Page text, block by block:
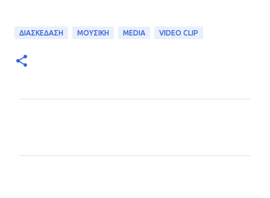
ΔΙΑΣΚΕΔΑΣΗ ΜΟΥΣΙΚΗ MEDIA VIDEO CLIP